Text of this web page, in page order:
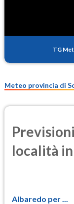
PM25
TG
Meteo provincia di
località
Albaredo per ...